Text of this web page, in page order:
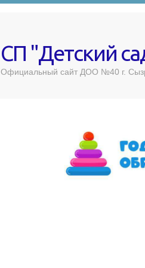
СП "Детский
Официальный сайт ДОО №40 г.